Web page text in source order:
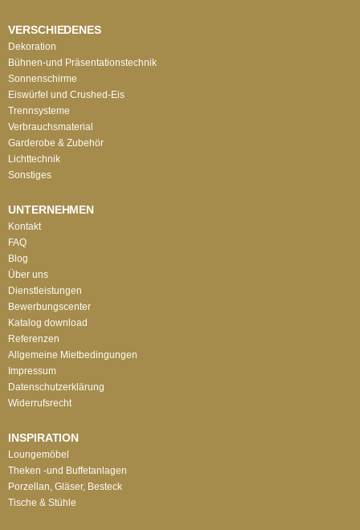
VERSCHIEDENES
Dekoration
Bühnen-und Präsentationstechnik
Sonnenschirme
Eiswürfel und Crushed-Eis
Trennsysteme
Verbrauchsmaterial
Garderobe & Zubehör
Lichttechnik
Sonstiges
UNTERNEHMEN
Kontakt
FAQ
Blog
Über uns
Dienstleistungen
Bewerbungscenter
Katalog download
Referenzen
Allgemeine Mietbedingungen
Impressum
Datenschutzerklärung
Widerrufsrecht
INSPIRATION
Loungemöbel
Theken -und Buffetanlagen
Porzellan, Gläser, Besteck
Tische & Stühle